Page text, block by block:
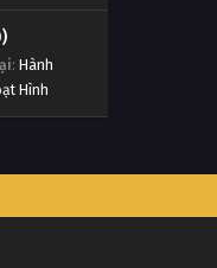
: Hành
Hình